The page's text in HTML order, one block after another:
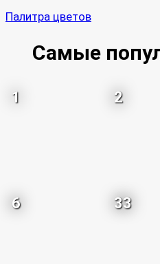
Палитра цветов
Самые
1 2
6 33